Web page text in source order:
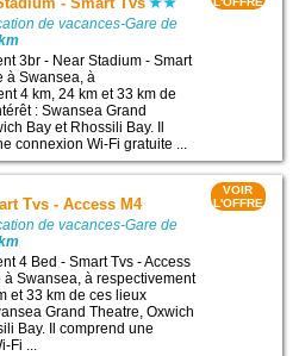
de vacances-Gare de
3br - Near Stadium - Smart
à Swansea, à
4 km, 24 km et 33 km de
: Swansea Grand
Bay et Rhossili Bay. Il
connexion Wi-Fi gratuite ...
Tvs - Access M4
de vacances-Gare de
4 Bed - Smart Tvs - Access
à Swansea, à respectivement
et 33 km de ces lieux
Grand Theatre, Oxwich
Bay. Il comprend une
Fi ...
VOIR
L'OFFRE